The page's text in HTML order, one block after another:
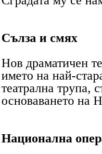
Сълза и смях
Нов драматичен
името на най-
театрална трупа,
основаването на
Национална